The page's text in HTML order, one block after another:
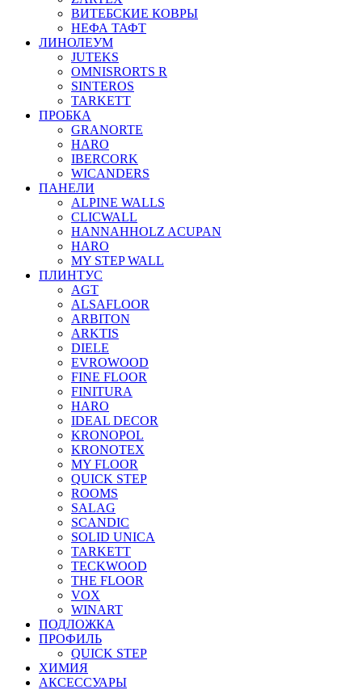
ВИТЕБСКИЕ КОВРЫ
НЕФА ТАФТ
ЛИНОЛЕУМ
JUTEKS
OMNISRORTS R
SINTEROS
TARKETT
ПРОБКА
GRANORTE
HARO
IBERCORK
WICANDERS
ПАНЕЛИ
ALPINE WALLS
CLICWALL
HANNAHHOLZ ACUPAN
HARO
MY STEP WALL
ПЛИНТУС
AGT
ALSAFLOOR
ARBITON
ARKTIS
DIELE
EVROWOOD
FINE FLOOR
FINITURA
HARO
IDEAL DECOR
KRONOPOL
KRONOTEX
MY FLOOR
QUICK STEP
ROOMS
SALAG
SCANDIC
SOLID UNICA
TARKETT
TECKWOOD
THE FLOOR
VOX
WINART
ПОДЛОЖКА
ПРОФИЛЬ
QUICK STEP
ХИМИЯ
АКСЕССУАРЫ